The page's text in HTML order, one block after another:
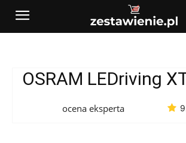
OSRAM LEDriving
ocena eksperta